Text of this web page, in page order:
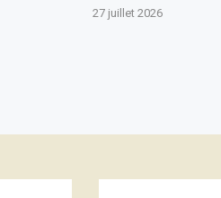
27 juillet 2026